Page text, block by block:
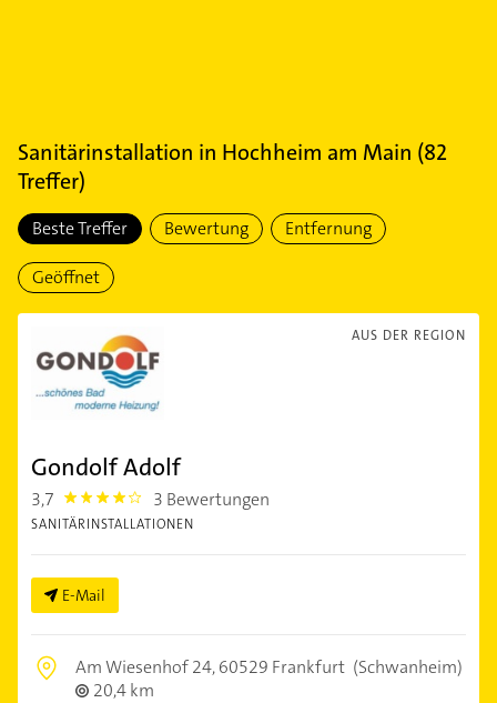
Sanitärinstallation in Hochheim am Main (82
Treffer)
Beste Treffer Bewertung Entfernung
Geöffnet
AUS DER REGION
Gondolf Adolf
3,7 3.7 3 Bewertungen
SANITÄRINSTALLATIONEN
E-Mail
Am Wiesenhof 24,60529 Frankfurt (Schwanheim)
20,4 km